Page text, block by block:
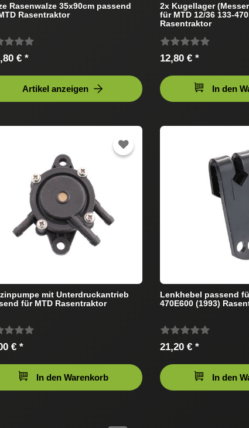
Rasenwalze 35x90cm passend
Rasentraktor
€ *
Artikel anzeigen
2x Kugellager
für MTD 12/36 133-
Rasentraktor
12,80 € *
In den
mit Unterdruckantrieb
für MTD Rasentraktor
€ *
In den Warenkorb
Lenkhebel passend
470E600 (1993)
21,20 € *
In den